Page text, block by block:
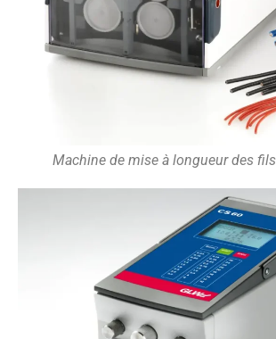
Machine de mise à longueur des